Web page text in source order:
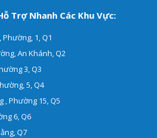
Trợ Nhanh Các Khu Vực:
1, Q1
An Khánh, Q2
3, Q3
5, Q4
, Phường 15, Q5
6, Q6
Q7